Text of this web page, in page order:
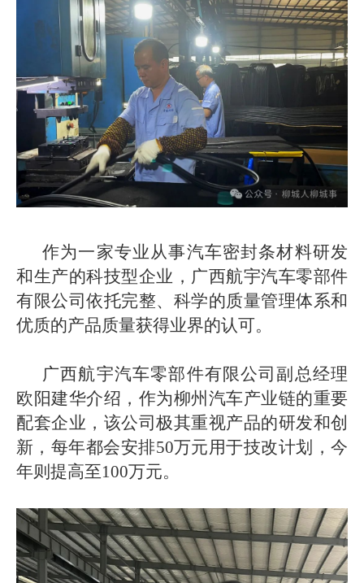
作为一家专业从事汽车密封条材料研发
和生产的科技型企业，广西航宇汽车零部件
有限公司依托完整、科学的质量管理体系和
优质的产品质量获得业界的认可。
广西航宇汽车零部件有限公司副总经理
欧阳建华介绍，作为柳州汽车产业链的重要
配套企业，该公司极其重视产品的研发和创
新，每年都会安排50万元用于技改计划，今
年则提高至100万元。